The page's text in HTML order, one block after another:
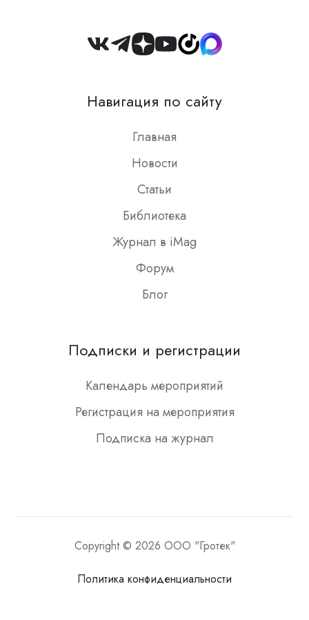
Join
Slack
Навигация по сайту
Главная
Новости
Статьи
Библиотека
Журнал в iMag
Форум
Блог
Подписки и регистрации
Календарь мероприятий
Регистрация на мероприятия
Подписка на журнал
Copyright © 2026 ООО "Гротек"
Политика конфиденциальности